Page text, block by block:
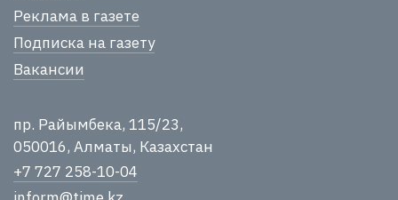
Реклама в газете
Подписка на газету
Вакансии
пр. Райымбека, 115/23,
050016, Алматы, Казахстан
+7 727 258-10-04